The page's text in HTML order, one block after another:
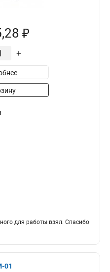
₽
+
для работы взял. Спасибо
01